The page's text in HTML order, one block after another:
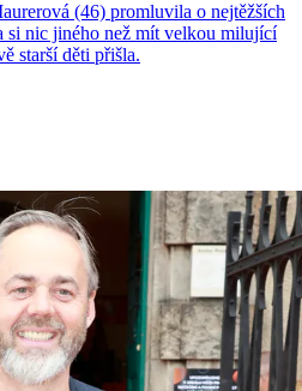
(46) promluvila o nejtěžších
si nic jiného než mít velkou milující
starší děti přišla.